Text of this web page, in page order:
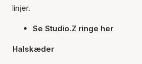
linjer.
Se Studio.Z ringe her
Halskæder